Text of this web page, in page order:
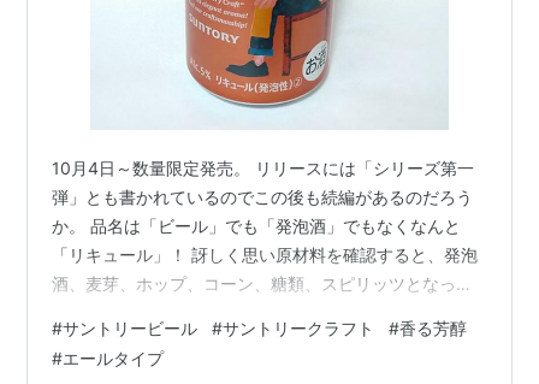
10月4日～数量限定発売。 リリースには「シリーズ第一
弾」とも書かれているのでこの後も続編があるのだろう
か。 品名は「ビール」でも「発泡酒」でもなくなんと
「リキュール」！ 訝しく思い原材料を確認すると、発泡
酒、麦芽、ホップ、コーン、糖類、スピリッツとなって
なく「発泡酒」となる例はあるけれど、本品は随分と振
り切っている。 そして実際に呑んで驚くのは、クラフト
#サントリービール #サントリークラフト #香る芳醇
#エールタイプ